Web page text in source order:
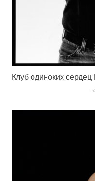
Клуб одиноких